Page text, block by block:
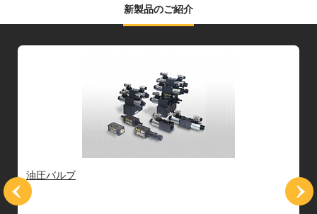
新製品のご紹介
油圧バルブ